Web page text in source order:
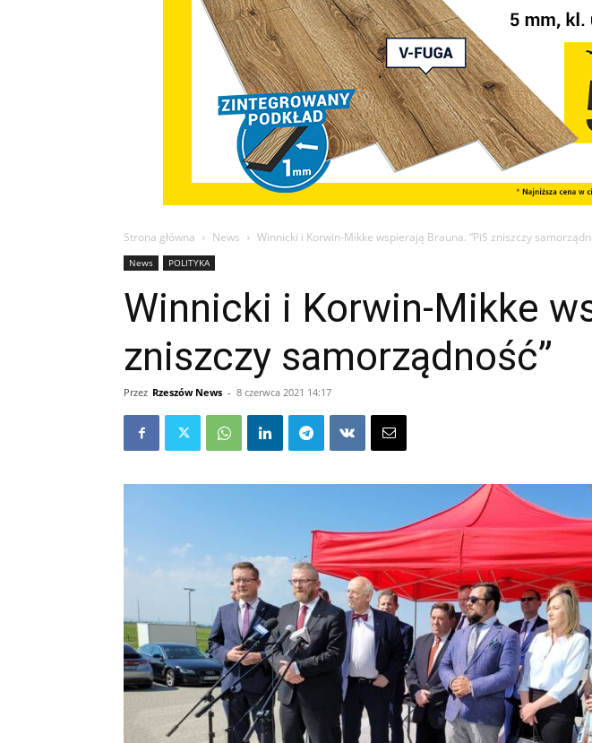
Strona główna News Winnicki i Korwin-Mikke wspierają Brauna. “PiS zniszczy
News POLITYKA
Winnicki i Korwin-Mikke
zniszczy samorządność”
Przez Rzeszów News - 8 czerwca 2021 14:17